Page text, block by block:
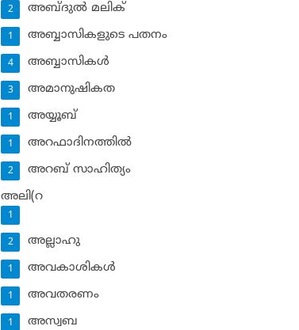
അബ്ദുല്‍ മലിക്‌
2
അബ്ബാസികളുടെ പതനം
1
അബ്ബാസികള്‍
4
അമാനുഷികത
3
അയ്യൂബ്‌
1
അറഫാദിനത്തില്‍
1
അറബ് സാഹിത്യം
2
അലി(റ
1
അല്ലാഹു
2
അവകാശികള്‍
1
അവതരണം
1
അസ്വബ
1